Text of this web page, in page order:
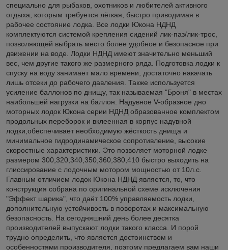
специально для рыбаков, охотников и любителей активного
отдыха, которым требуется лёгкая, быстро приводимая в
рабочее состояние лодка. Все лодки Юкона НДНД
комплектуются системой крепления сидений лик-паз/лик-трос,
позволяющей выбрать место более удобное и безопасное при
движении на воде. Лодки НДНД имеют значительно меньший
вес, чем другие такого же размерного ряда. Подготовка лодки к
спуску на воду занимает мало времени, достаточно накачать
лишь отсеки до рабочего давления. Также используется
усиление баллонов по днищу, так называемая "Броня" в местах
наибольшей нагрузки на баллон. Надувное V-образное дно
моторных лодок Юкона серии НДНД образованное комплектом
продольных переборок и вклеенная в корпус надувной
лодки,обеспечивает необходимую жёсткость днища и
минимальное гидродинамическое сопротивление, высокие
скоростные характеристики. Это позволяет моторной лодке
размером 300,320,340,350,360,380,410 быстро выходить на
глиссирование с лодочным мотором мощностью от 10л.с.
Главным отличием лодок Юкона НДНД является, то, что
конструкция собрана по оригинальной схеме исключения
"Эффект шарика", что даёт 100% управляемость лодки,
дополнительную устойчивость в поворотах и максимальную
безопасность. На сегодняшний день более десятка
производителей выпускают лодки такого класса. И порой
трудно определить, что является достоинством и
особенностями производителя, поэтому предлагаем вам наши